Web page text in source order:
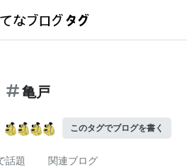
亀戸
このタグでブログを書く
話題 関連ブログ